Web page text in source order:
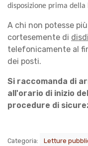
disposizione prima della
A chi non potesse
cortesemente di
telefonicamente al
dei posti.
Si raccomanda di
all'orario di inizio
procedure di
Categoria: Letture